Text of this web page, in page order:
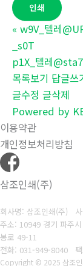
인쇄
« w9V_텔레
_s0T
p1X_텔레
목록보기 답글쓰
글수정 글삭제
Powered by
이용약관
개인정보처리방침
삼조인쇄(주)
회사명: 삼조인쇄(주)
주소: 10949 경기 파주
봉로 49-11
전화: 031-949-8040
Copyright © 2025 삼조인